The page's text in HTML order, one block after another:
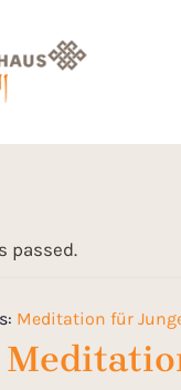
passed.
Meditation für